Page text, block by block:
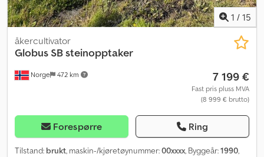
1 / 15
Norge 472 km
åkercultivator
Globus SB steinopptaker
7 199 €
Fast pris pluss MVA
(8 999 € brutto)
Forespørre Ring
Tilstand: brukt, maskin-/kjøretøynummer:00xxxx, Byggeår:1990,